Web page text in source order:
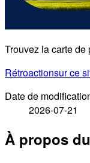
Trouvez la carte
Rétroactionsur ce
Date de
2026-07-21
À propos